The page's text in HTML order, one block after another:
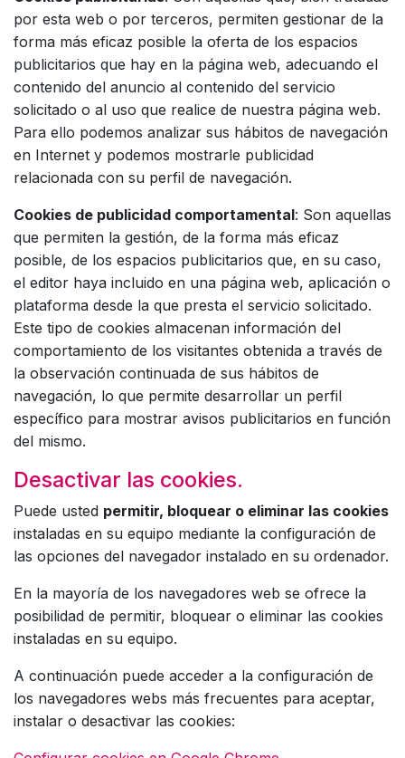
por esta web o por terceros, permiten gestionar de la
forma más eficaz posible la oferta de los espacios
publicitarios que hay en la página web, adecuando el
contenido del anuncio al contenido del servicio
solicitado o al uso que realice de nuestra página web.
Para ello podemos analizar sus hábitos de navegación
en Internet y podemos mostrarle publicidad
relacionada con su perfil de navegación.
Cookies de publicidad comportamental: Son aquellas
que permiten la gestión, de la forma más eficaz
posible, de los espacios publicitarios que, en su caso,
el editor haya incluido en una página web, aplicación o
plataforma desde la que presta el servicio solicitado.
Este tipo de cookies almacenan información del
comportamiento de los visitantes obtenida a través de
la observación continuada de sus hábitos de
navegación, lo que permite desarrollar un perfil
específico para mostrar avisos publicitarios en función
del mismo.
Desactivar las cookies.
Puede usted permitir, bloquear o eliminar las cookies
instaladas en su equipo mediante la configuración de
las opciones del navegador instalado en su ordenador.
En la mayoría de los navegadores web se ofrece la
posibilidad de permitir, bloquear o eliminar las cookies
instaladas en su equipo.
A continuación puede acceder a la configuración de
los navegadores webs más frecuentes para aceptar,
instalar o desactivar las cookies: